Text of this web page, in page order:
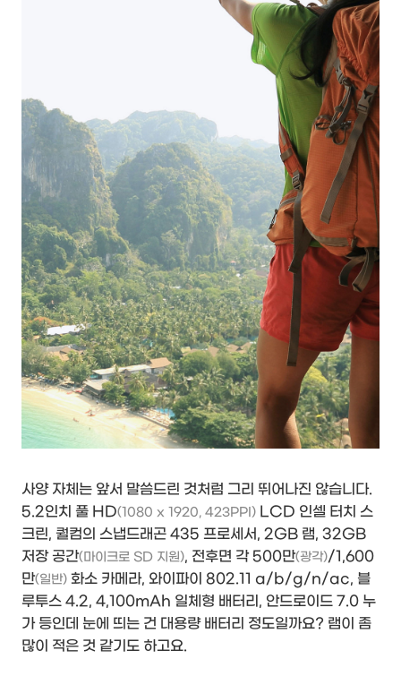
사양 자체는 앞서 말씀드린 것처럼 그리 뛰어나진 않습니다.
5.2인치 풀 HD(1080 x 1920, 423PPI) LCD 인셀 터치 스
크린, 퀄컴의 스냅드래곤 435 프로세서, 2GB 램, 32GB
저장 공간(마이크로 SD 지원), 전후면 각 500만(광각)/1,600
만(일반) 화소 카메라, 와이파이 802.11 a/b/g/n/ac, 블
루투스 4.2, 4,100mAh 일체형 배터리, 안드로이드 7.0 누
가 등인데 눈에 띄는 건 대용량 배터리 정도일까요? 램이 좀
많이 적은 것 같기도 하고요.